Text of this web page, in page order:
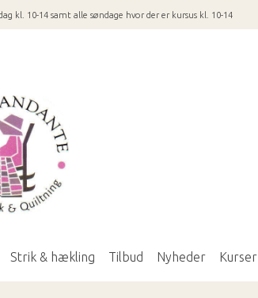
kl. 10-14 samt alle søndage hvor der er kursus kl. 10-14
Strik & hækling Tilbud Nyheder Kurser